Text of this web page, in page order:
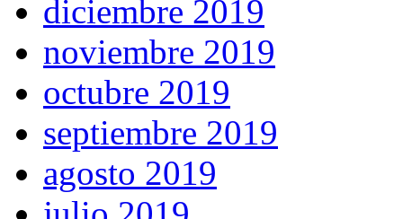
diciembre 2019
noviembre 2019
octubre 2019
septiembre 2019
agosto 2019